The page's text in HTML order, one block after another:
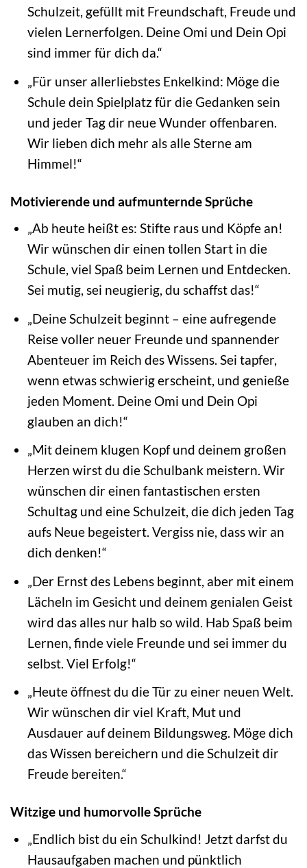
Schulzeit, gefüllt mit Freundschaft, Freude und
vielen Lernerfolgen. Deine Omi und Dein Opi
sind immer für dich da.“
„Für unser allerliebstes Enkelkind: Möge die
Schule dein Spielplatz für die Gedanken sein
und jeder Tag dir neue Wunder offenbaren.
Wir lieben dich mehr als alle Sterne am
Himmel!“
Motivierende und aufmunternde Sprüche
„Ab heute heißt es: Stifte raus und Köpfe an!
Wir wünschen dir einen tollen Start in die
Schule, viel Spaß beim Lernen und Entdecken.
Sei mutig, sei neugierig, du schaffst das!“
„Deine Schulzeit beginnt – eine aufregende
Reise voller neuer Freunde und spannender
Abenteuer im Reich des Wissens. Sei tapfer,
wenn etwas schwierig erscheint, und genieße
jeden Moment. Deine Omi und Dein Opi
glauben an dich!“
„Mit deinem klugen Kopf und deinem großen
Herzen wirst du die Schulbank meistern. Wir
wünschen dir einen fantastischen ersten
Schultag und eine Schulzeit, die dich jeden Tag
aufs Neue begeistert. Vergiss nie, dass wir an
dich denken!“
„Der Ernst des Lebens beginnt, aber mit einem
Lächeln im Gesicht und deinem genialen Geist
wird das alles nur halb so wild. Hab Spaß beim
Lernen, finde viele Freunde und sei immer du
selbst. Viel Erfolg!“
„Heute öffnest du die Tür zu einer neuen Welt.
Wir wünschen dir viel Kraft, Mut und
Ausdauer auf deinem Bildungsweg. Möge dich
das Wissen bereichern und die Schulzeit dir
Freude bereiten.“
Witzige und humorvolle Sprüche
„Endlich bist du ein Schulkind! Jetzt darfst du
Hausaufgaben machen und pünktlich